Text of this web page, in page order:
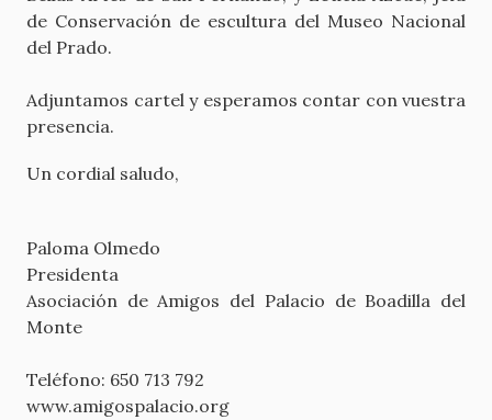
de Conservación de escultura del Museo Nacional
del Prado.
Adjuntamos cartel y esperamos contar con vuestra
presencia.
Un cordial saludo,
Paloma Olmedo
Presidenta
Asociación de Amigos del Palacio de Boadilla del
Monte
Teléfono: 650 713 792
www.amigospalacio.org